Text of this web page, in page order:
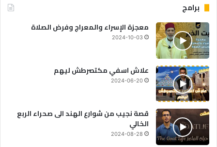
برامج
معجزة الإسراء والمعراج وفرض الصلاة
2024-10-03
علاش اسفي مكتصرطش ليهم
2024-06-20
قصة نجيب من شوارع الهند الى صحراء الربع
الخالي
2024-08-28